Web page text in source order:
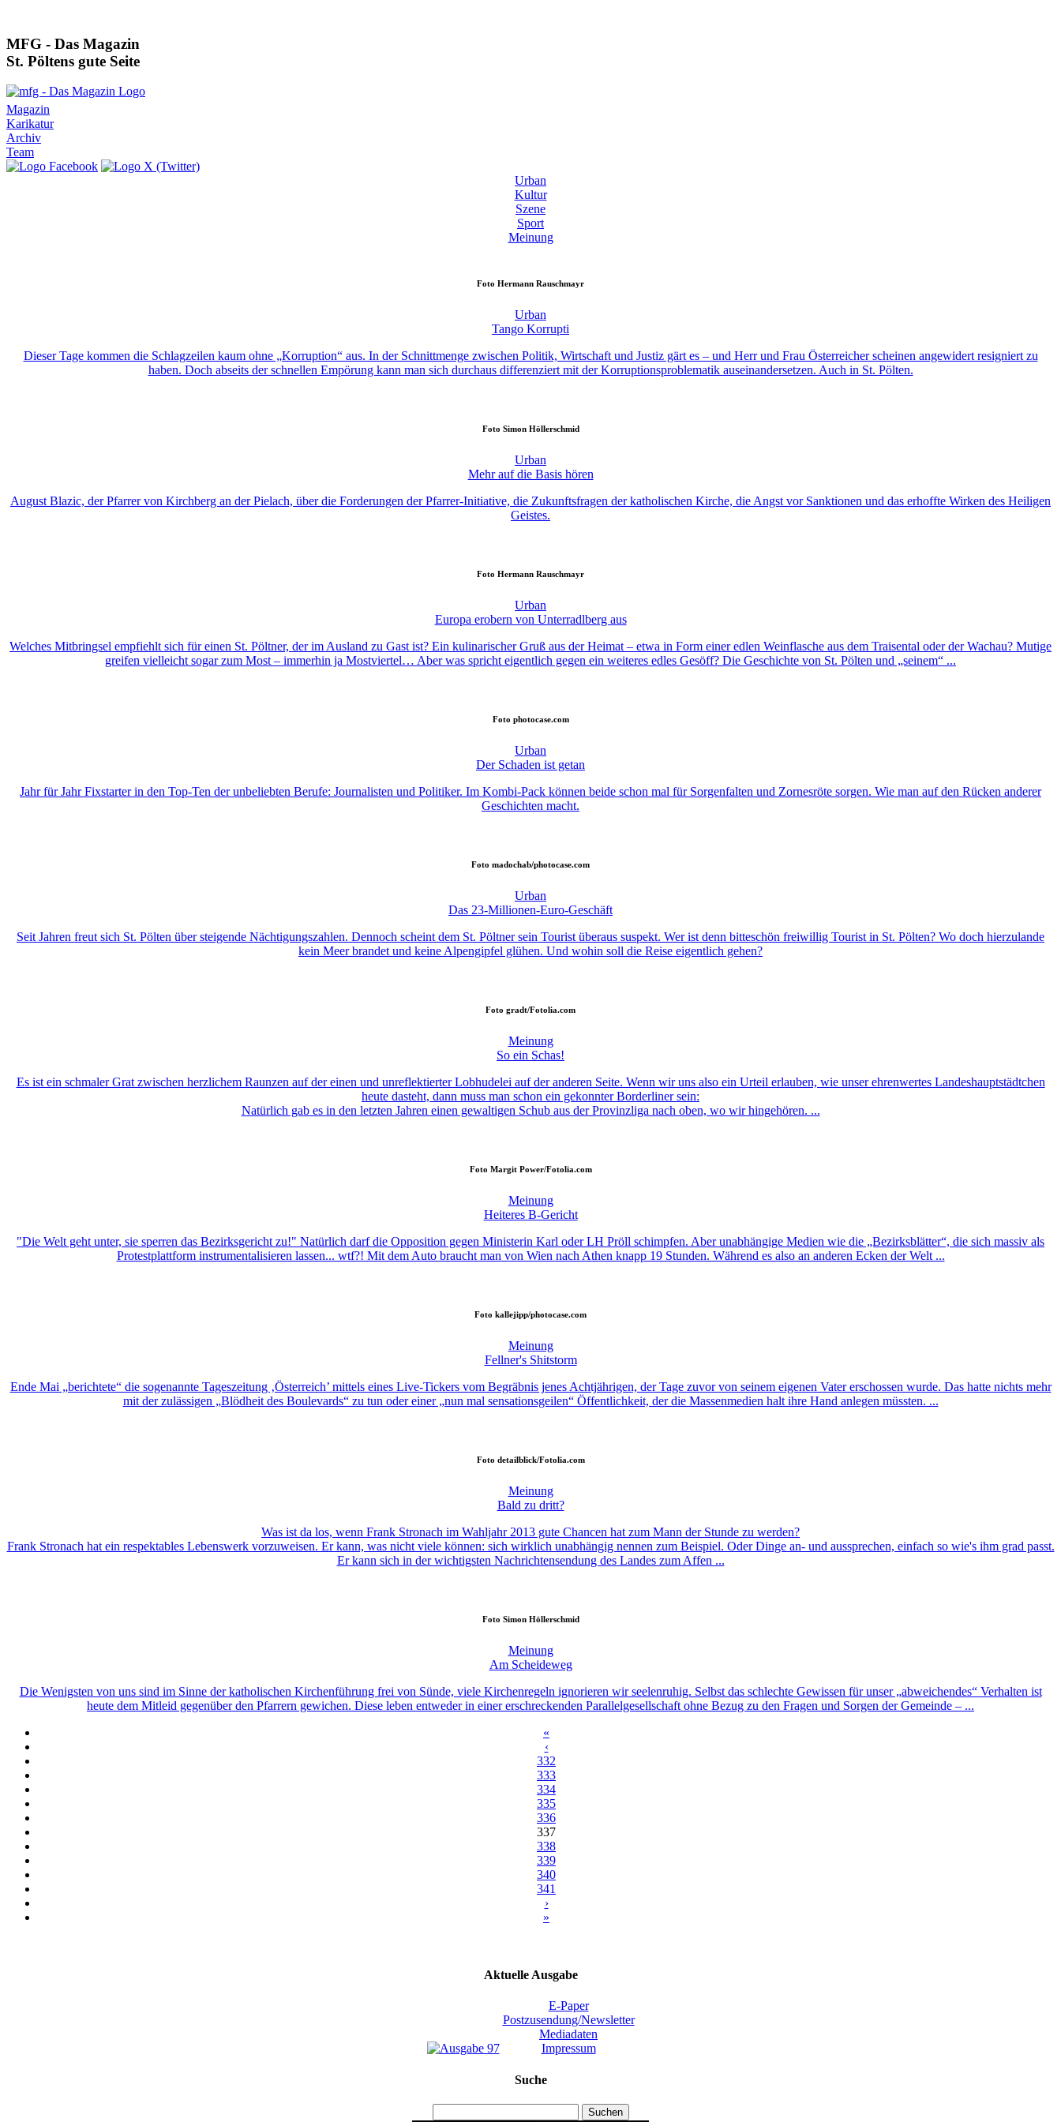
MFG - Das Magazin
St. Pöltens gute Seite
Magazin
Karikatur
Archiv
Team
Urban
Kultur
Szene
Sport
Meinung
Foto Hermann Rauschmayr
Urban
Tango Korrupti
Dieser Tage kommen die Schlagzeilen kaum ohne „Korruption“ aus. In der Schnittmenge zwischen Politik, Wirtschaft und Justiz gärt es – und Herr und Frau Österreicher scheinen angewidert resigniert zu
haben. Doch abseits der schnellen Empörung kann man sich durchaus differenziert mit der Korruptionsproblematik auseinandersetzen. Auch in St. Pölten.
Foto Simon Höllerschmid
Urban
Mehr auf die Basis hören
August Blazic, der Pfarrer von Kirchberg an der Pielach, über die Forderungen der Pfarrer-Initiative, die Zukunftsfragen der katholischen Kirche, die Angst vor Sanktionen und das erhoffte Wirken des Heiligen
Geistes.
Foto Hermann Rauschmayr
Urban
Europa erobern von Unterradlberg aus
Welches Mitbringsel empfiehlt sich für einen St. Pöltner, der im Ausland zu Gast ist? Ein kulinarischer Gruß aus der Heimat – etwa in Form einer edlen Weinflasche aus dem Traisental oder der Wachau? Mutige
greifen vielleicht sogar zum Most – immerhin ja Mostviertel… Aber was spricht eigentlich gegen ein weiteres edles Gesöff? Die Geschichte von St. Pölten und „seinem“ ...
Foto photocase.com
Urban
Der Schaden ist getan
Jahr für Jahr Fixstarter in den Top-Ten der unbeliebten Berufe: Journalisten und Politiker. Im Kombi-Pack können beide schon mal für Sorgenfalten und Zornesröte sorgen. Wie man auf den Rücken anderer
Geschichten macht.
Foto madochab/photocase.com
Urban
Das 23-Millionen-Euro-Geschäft
Seit Jahren freut sich St. Pölten über steigende Nächtigungszahlen. Dennoch scheint dem St. Pöltner sein Tourist überaus suspekt. Wer ist denn bitteschön freiwillig Tourist in St. Pölten? Wo doch hierzulande
kein Meer brandet und keine Alpengipfel glühen. Und wohin soll die Reise eigentlich gehen?
Foto gradt/Fotolia.com
Meinung
So ein Schas!
Es ist ein schmaler Grat zwischen herzlichem Raunzen auf der einen und unreflektierter Lobhudelei auf der anderen Seite. Wenn wir uns also ein Urteil erlauben, wie unser ehrenwertes Landeshauptstädtchen
heute dasteht, dann muss man schon ein gekonnter Borderliner sein:
Natürlich gab es in den letzten Jahren einen gewaltigen Schub aus der Provinzliga nach oben, wo wir hingehören. ...
Foto Margit Power/Fotolia.com
Meinung
Heiteres B-Gericht
"Die Welt geht unter, sie sperren das Bezirksgericht zu!" Natürlich darf die Opposition gegen Ministerin Karl oder LH Pröll schimpfen. Aber unabhängige Medien wie die „Bezirksblätter“, die sich massiv als
Protestplattform instrumentalisieren lassen... wtf?! Mit dem Auto braucht man von Wien nach Athen knapp 19 Stunden. Während es also an anderen Ecken der Welt ...
Foto kallejipp/photocase.com
Meinung
Fellner's Shitstorm
Ende Mai „berichtete“ die sogenannte Tageszeitung ‚Österreich’ mittels eines Live-Tickers vom Begräbnis jenes Achtjährigen, der Tage zuvor von seinem eigenen Vater erschossen wurde. Das hatte nichts mehr
mit der zulässigen „Blödheit des Boulevards“ zu tun oder einer „nun mal sensationsgeilen“ Öffentlichkeit, der die Massenmedien halt ihre Hand anlegen müssten. ...
Foto detailblick/Fotolia.com
Meinung
Bald zu dritt?
Was ist da los, wenn Frank Stronach im Wahljahr 2013 gute Chancen hat zum Mann der Stunde zu werden?
Frank Stronach hat ein respektables Lebenswerk vorzuweisen. Er kann, was nicht viele können: sich wirklich unabhängig nennen zum Beispiel. Oder Dinge an- und aussprechen, einfach so wie's ihm grad passt.
Er kann sich in der wichtigsten Nachrichtensendung des Landes zum Affen ...
Foto Simon Höllerschmid
Meinung
Am Scheideweg
Die Wenigsten von uns sind im Sinne der katholischen Kirchenführung frei von Sünde, viele Kirchenregeln ignorieren wir seelenruhig. Selbst das schlechte Gewissen für unser „abweichendes“ Verhalten ist
heute dem Mitleid gegenüber den Pfarrern gewichen. Diese leben entweder in einer erschreckenden Parallelgesellschaft ohne Bezug zu den Fragen und Sorgen der Gemeinde – ...
«
‹
332
333
334
335
336
337
338
339
340
341
›
»
Aktuelle Ausgabe
E-Paper
Postzusendung/Newsletter
Mediadaten
Impressum
Suche
Suchen